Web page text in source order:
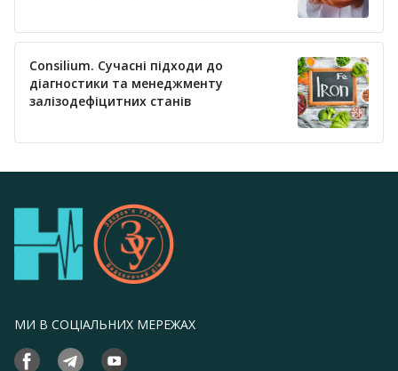
Consilium. Сучасні підходи до
діагностики та менеджменту
залізодефіцитних станів
МИ В СОЦІАЛЬНИХ МЕРЕЖАХ